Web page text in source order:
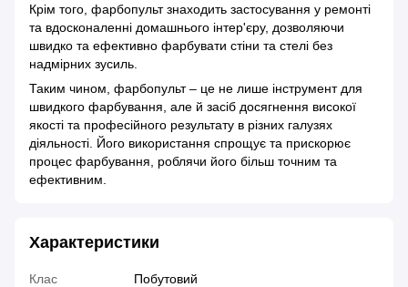
Крім того, фарбопульт знаходить застосування у ремонті
та вдосконаленні домашнього інтер'єру, дозволяючи
швидко та ефективно фарбувати стіни та стелі без
надмірних зусиль.
Таким чином, фарбопульт – це не лише інструмент для
швидкого фарбування, але й засіб досягнення високої
якості та професійного результату в різних галузях
діяльності. Його використання спрощує та прискорює
процес фарбування, роблячи його більш точним та
ефективним.
Характеристики
Клас
Побутовий